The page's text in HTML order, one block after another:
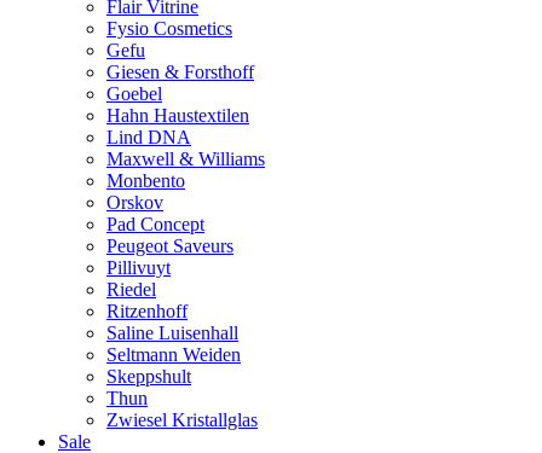
Flair Vitrine
Fysio Cosmetics
Gefu
Giesen & Forsthoff
Goebel
Hahn Haustextilen
Lind DNA
Maxwell & Williams
Monbento
Orskov
Pad Concept
Peugeot Saveurs
Pillivuyt
Riedel
Ritzenhoff
Saline Luisenhall
Seltmann Weiden
Skeppshult
Thun
Zwiesel Kristallglas
Sale